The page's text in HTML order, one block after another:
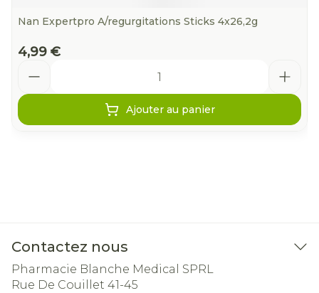
Nan Expertpro A/regurgitations Sticks 4x26,2g
4,99 €
Ajouter au panier
Contactez nous
Pharmacie Blanche Medical SPRL
Rue De Couillet 41-45